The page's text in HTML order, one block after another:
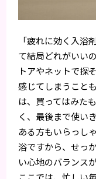
「疲れに効く入浴
て結局どれがいい
トアやネットで探
感じてしまうこと
は、買ってはみた
く、最後まで使い
ある方もいらっし
浴ですから、せっ
い心地のバランス